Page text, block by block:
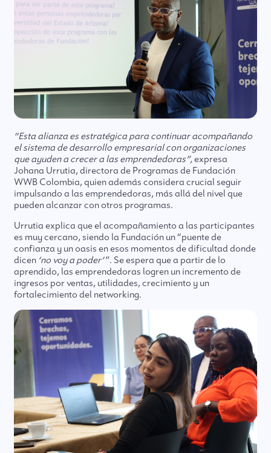
“Esta alianza es estratégica para continuar acompañando
el sistema de desarrollo empresarial con organizaciones
que ayuden a crecer a las emprendedoras”,expresa
Johana Urrutia, directora de Programas de Fundación
WWB Colombia, quien además considera crucial seguir
impulsando a las emprendedoras, más allá del nivel que
pueden alcanzar con otros programas.
Urrutia explica que el acompañamiento a las participantes
es muy cercano, siendo la Fundación un “puente de
confianza y un oasis en esos momentos de dificultad donde
dicen ‘no voy a poder’”. Se espera que a partir de lo
aprendido, las emprendedoras logren un incremento de
ingresos por ventas, utilidades, crecimiento y un
fortalecimiento del networking.